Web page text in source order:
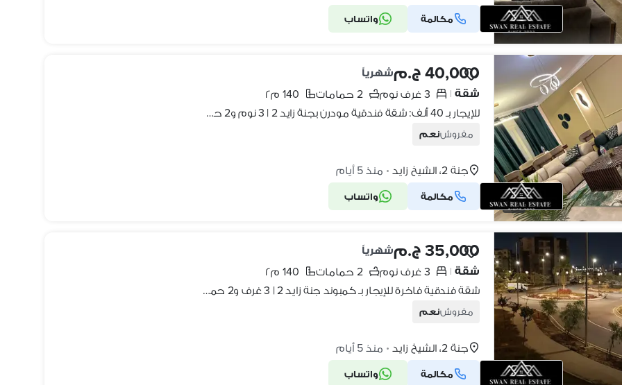
8
مكالمة واتساب
6
40,000 ج.م
شهرياً
شقة | 3 غرف نوم 2 حمامات
140 م٢
للإيجار بـ 40 ألف: شقة فندقية مودرن بجنة زايد 2 | 3 نوم و2 حمام | تكييف مركزي وإنترنت | دور 3 بأسانسير | بجوار هايبر وان، نيو جيزة وجميع الخدمات
مفروشنعم
جنة 2، الشيخ زايد • منذ 5 أيام
مكالمة واتساب
9
35,000 ج.م
شهرياً
شقة | 3 غرف نوم 2 حمامات
140 م٢
شقة فندقية فاخرة للإيجار بـ كمبوند جنة زايد 2 | 3 غرف و2 حمام، مكيفة بالكامل مع إنترنت. دور أول بأسانسير. بجوار هايبر وان، مسجد الشرطة، 35 الف
مفروشنعم
جنة 2، الشيخ زايد • منذ 5 أيام
مكالمة واتساب